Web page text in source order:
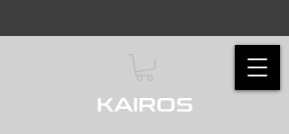
KAIROS